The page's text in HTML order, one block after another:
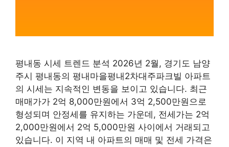
평내동 시세 트렌드 분석 2026년 2월, 경기도 남양
주시 평내동의 평내마을평내2차대주파크빌 아파트
의 시세는 지속적인 변동을 보이고 있습니다. 최근
매매가가 2억 8,000만원에서 3억 2,500만원으로
형성되며 안정세를 유지하는 가운데, 전세가는 2억
2,000만원에서 2억 5,000만원 사이에서 거래되고
있습니다. 이 지역 내 아파트의 매매 및 전세 가격은